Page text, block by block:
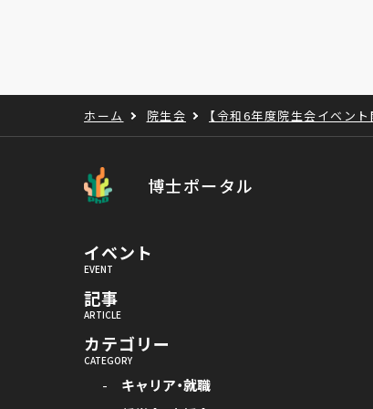
ホーム 院生会 【令和6年度院生会イベン
博士ポータル
イベント
記事
カテゴリー
キャリア・就職